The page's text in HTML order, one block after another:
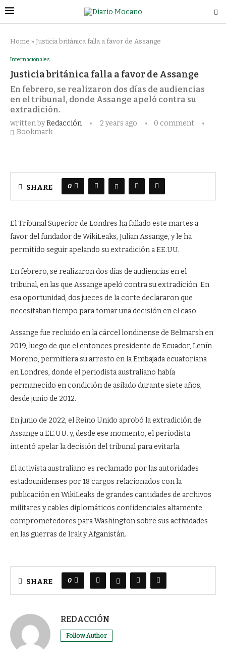
Home » Justicia británica falla a favor de Assange
Internacionales
Justicia británica falla a favor de Assange
En febrero, se realizaron dos días de audiencias
en el tribunal, donde Assange apeló contra su
extradición.
written byRedacción 2 years ago
0 comment
Bookmark
SHARE 0
El Tribunal Superior de Londres ha fallado este martes a
favor del fundador de WikiLeaks, Julian Assange, y le ha
permitido seguir apelando su extradición a EE.UU.
En febrero, se realizaron dos días de audiencias en el
tribunal, en las que Assange apeló contra su extradición. En
esa oportunidad, dos jueces de la corte declararon que
necesitaban tiempo para tomar una decisión en el caso.
Assange fue recluido en la cárcel londinense de Belmarsh en
2019, luego de que el entonces presidente de Ecuador, Lenín
Moreno, permitiera su arresto en la Embajada ecuatoriana
en Londres, donde el periodista australiano había
permanecido en condición de asilado durante siete años,
desde junio de 2012.
En junio de 2022, el Reino Unido aprobó la extradición de
Assange a EE.UU. y, desde ese momento, el periodista
intentó apelar la decisión del tribunal para evitarla.
El activista australiano es reclamado por las autoridades
estadounidenses por 18 cargos relacionados con la
publicación en WikiLeaks de grandes cantidades de archivos
militares y cables diplomáticos confidenciales altamente
comprometedores para Washington sobre sus actividades
en las guerras de Irak y Afganistán.
SHARE 0
REDACCIÓN
Follow Author